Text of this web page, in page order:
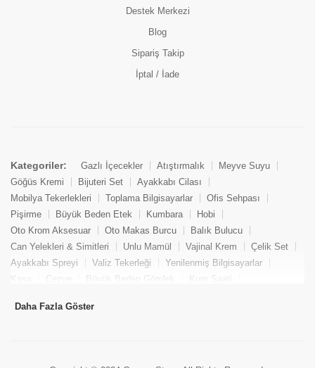
Destek Merkezi
Blog
Sipariş Takip
İptal / İade
Kategoriler: Gazlı İçecekler Atıştırmalık
Meyve Suyu
Göğüs Kremi
Bijuteri Set
Ayakkabı Cilası
Mobilya Tekerlekleri
Toplama Bilgisayarlar
Ofis Sehpası
Pişirme
Büyük Beden Etek Kumbara
Hobi
Oto Krom Aksesuar
Oto Makas Burcu
Balık Bulucu
Can Yelekleri & Simitleri
Unlu Mamül Vajinal Krem
Çelik Set
Ayakkabı Spreyi
Valiz Tekerleği
Yenilenmiş Bilgisayarlar
Kasa
Cezve Büyük Beden Gömlek
Kum Saati
Tekne Bağlama & Demirleme
Daha Fazla Göster